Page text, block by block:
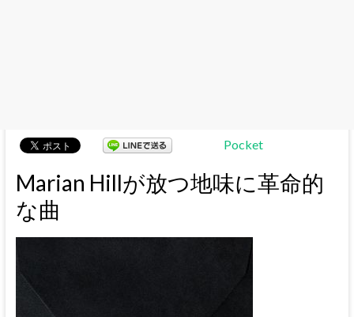
Pocket
Marian Hillが放つ地味に革命的
な曲